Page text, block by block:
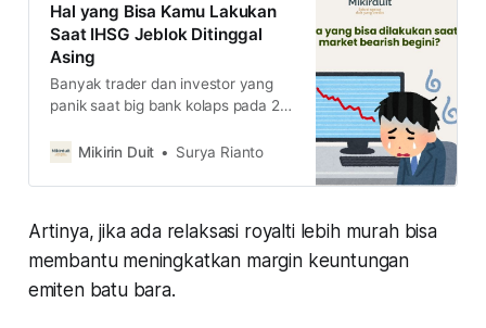
Hal yang Bisa Kamu Lakukan
Saat IHSG Jeblok Ditinggal
Asing
Banyak trader dan investor yang
panik saat big bank kolaps pada 28
nada pesimistis dengan pasar
aset lagi koreksi. Lalu, apa yang
lagi bearish begini?
Mikirin Duit Surya Rianto
Artinya, jika ada relaksasi royalti lebih murah bisa
membantu meningkatkan margin keuntungan
emiten batu bara.